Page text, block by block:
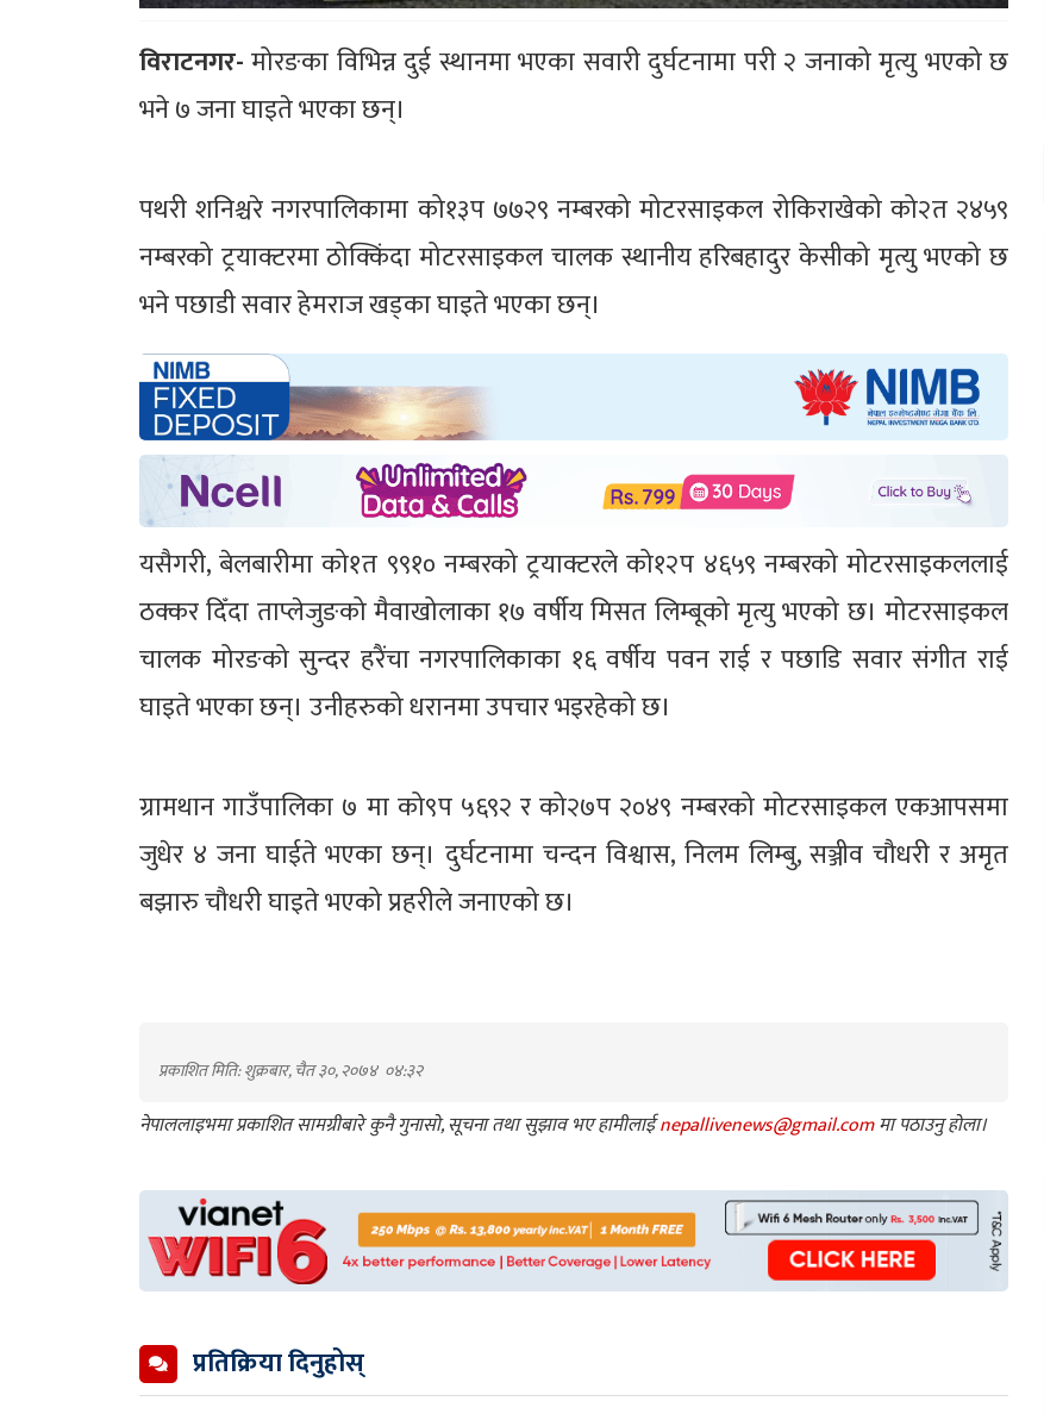
विराटनगर-मोरङका विभिन्न दुई स्थानमा भएका सवारी दुर्घटनामा परी २ जनाको मृत्यु भएको छ
भने ७ जना घाइते भएका छन्।
पथरी शनिश्चरे नगरपालिकामा को१३प ७७२९ नम्बरको मोटरसाइकल रोकिराखेको को२त २४५९
नम्बरको ट्रयाक्टरमा ठोक्किंदा मोटरसाइकल चालक स्थानीय हरिबहादुर केसीको मृत्यु भएको छ
भने पछाडी सवार हेमराज खड्का घाइते भएका छन्।
यसैगरी, बेलबारीमा को१त ९९१० नम्बरको ट्रयाक्टरले को१२प ४६५९ नम्बरको मोटरसाइकललाई
ठक्कर दिँदा ताप्लेजुङको मैवाखोलाका १७ वर्षीय मिसत लिम्बूको मृत्यु भएको छ। मोटरसाइकल
चालक मोरङको सुन्दर हरैंचा नगरपालिकाका १६ वर्षीय पवन राई र पछाडि सवार संगीत राई
घाइते भएका छन्। उनीहरुको धरानमा उपचार भइरहेको छ।
ग्रामथान गाउँपालिका ७ मा को९प ५६९२ र को२७प २०४९ नम्बरको मोटरसाइकल एकआपसमा
जुधेर ४ जना घाईते भएका छन्। दुर्घटनामा चन्दन विश्वास, निलम लिम्बु, सञ्जीव चौधरी र अमृत
बझारु चौधरी घाइते भएको प्रहरीले जनाएको छ।
प्रकाशित मिति: शुक्रबार, चैत ३०, २०७४ ०४:३२
नेपाललाइभमा प्रकाशित सामग्रीबारे कुनै गुनासो, सूचना तथा सुझाव भए हामीलाईnepallivenews@gmail.comमा पठाउनु होला।
प्रतिक्रिया दिनुहोस्